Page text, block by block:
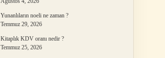
Yunanlıların noeli ne zaman ?
Temmuz 29, 2026
Kitaplık KDV oranı nedir ?
Temmuz 25, 2026